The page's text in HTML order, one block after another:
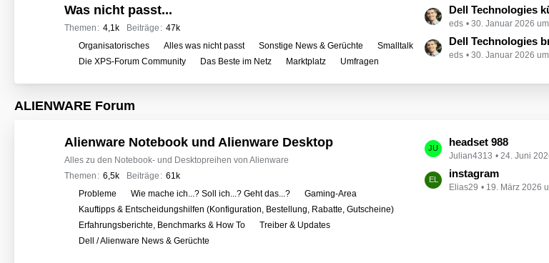
e
B
e
t
ä
e
r
n
Was nicht passt...
Themen 4,1k Beiträge 47k
L
e
t
z
t
ä
Dell Technologies kündigt auf
eds 30. Januar 2026
Dell Technologies
eds 30. Januar 2026
r
o
r
e
Organisatorisches Alles was nicht passt Sonstige News & Gerüchte
Smalltalk
Die XPS-Forum Community
Das Beste im Netz Marktplatz Umfragen
ALIENWARE Forum
Alienware Notebook und Alienware Desktop
Alles zu den Notebook- und Desktopreihen von Alienware
Themen
6,5k Beiträge 61k
L
e
t
z
headset 988
Julian4313 24. Juni
instagram
Elias29 19. März 2026
Probleme Wie mache ich...? Soll ich...? Geht das...?
Gaming-Area
Kauftipps & Entscheidungshilfen (Konfiguration, Bestellung, Rabatte, Gutscheine)
Erfahrungsberichte, Benchmarks & How To
Treiber & Updates
Dell / Alienware News & Gerüchte